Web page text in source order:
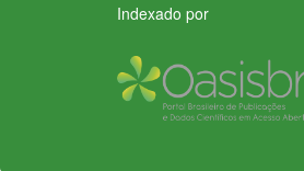
Indexado por